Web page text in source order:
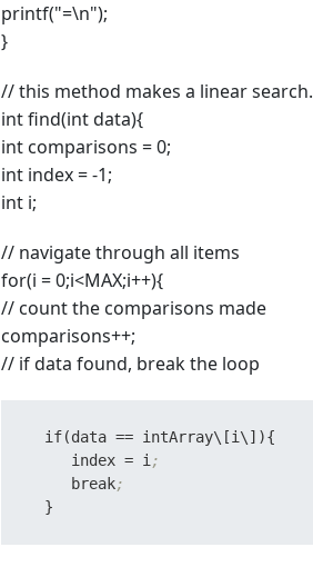
printf("=\n");
}
// this method makes a linear search.
int find(int data){
int comparisons = 0;
int index = -1;
int i;
// navigate through all items
for(i = 0;i<MAX;i++){
// count the comparisons made
comparisons++;
// if data found, break the loop
  if(data
== intArray\[i\]){
     index
= i ;
     break
;
  }